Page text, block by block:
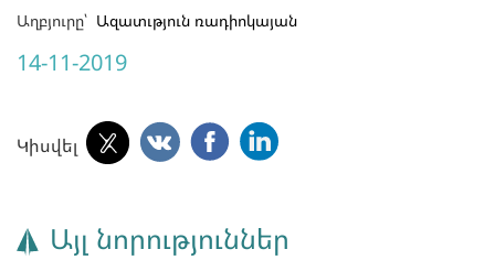
Աղբյուրը՝ Ազատւթյուն ռադիոկայան
14-11-2019
Կիսվել
Այլ նորություններ